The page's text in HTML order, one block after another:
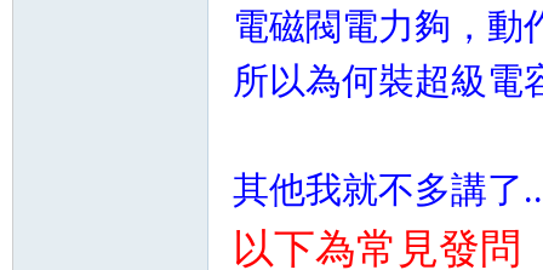
電磁閥電力夠，動
所以為何裝超級電
其他我就不多講了
以下為常見發問